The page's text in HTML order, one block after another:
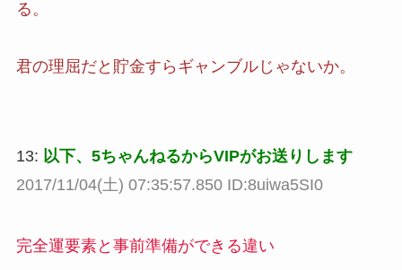
る。
君の理屈だと貯金すらギャンブルじゃないか。
13: 以下、5ちゃんねるからVIPがお送りします
2017/11/04(土) 07:35:57.850 ID:8uiwa5SI0
完全運要素と事前準備ができる違い